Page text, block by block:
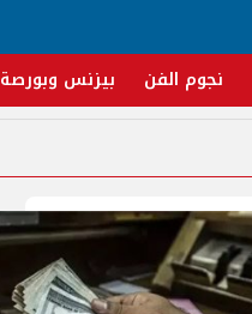
نجوم الفن بيزنس وبورصة